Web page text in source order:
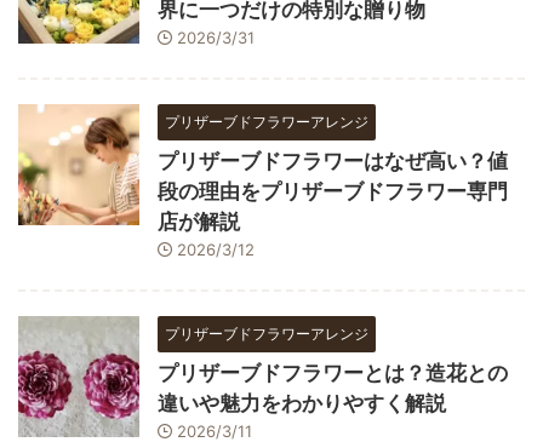
界に一つだけの特別な贈り物
2026/3/31
プリザーブドフラワーアレンジ
プリザーブドフラワーはなぜ高い？値
段の理由をプリザーブドフラワー専門
店が解説
2026/3/12
プリザーブドフラワーアレンジ
プリザーブドフラワーとは？造花との
違いや魅力をわかりやすく解説
2026/3/11